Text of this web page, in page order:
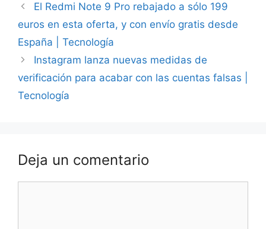
El Redmi Note 9 Pro rebajado a sólo 199
euros en esta oferta, y con envío gratis desde
España | Tecnología
Instagram lanza nuevas medidas de
verificación para acabar con las cuentas falsas |
Tecnología
Deja un comentario